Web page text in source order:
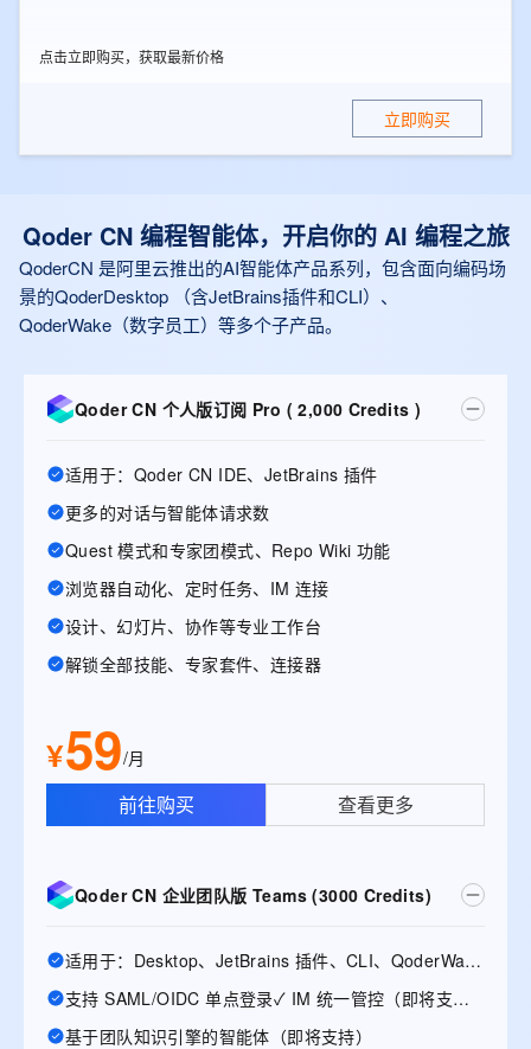
点击立即购买，获取最新价格
立即购买
Qoder CN 编程智能体，开启你的 AI 编程之旅
QoderCN 是阿里云推出的AI智能体产品系列，包含面向编码场
景的QoderDesktop （含JetBrains插件和CLI）、
QoderWake（数字员工）等多个子产品。
Qoder CN 个人版订阅 Pro ( 2,000 Credits )
适用于：Qoder CN IDE、JetBrains 插件
更多的对话与智能体请求数
Quest 模式和专家团模式、Repo Wiki 功能
浏览器自动化、定时任务、IM 连接
设计、幻灯片、协作等专业工作台
解锁全部技能、专家套件、连接器
¥59/月
前往购买 查看更多
Qoder CN 企业团队版 Teams (3000 Credits)
适用于：Desktop、JetBrains 插件、CLI、QoderWake、Mobile
支持 SAML/OIDC 单点登录✓ IM 统一管控（即将支持）
基于团队知识引擎的智能体（即将支持）